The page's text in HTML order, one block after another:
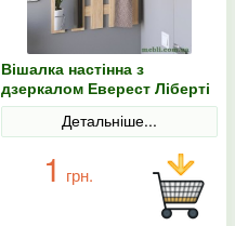
Вішалка настінна з
дзеркалом Еверест Ліберті
90x15.2x110 дуб крафт
золотийДетальніше...
1 грн.